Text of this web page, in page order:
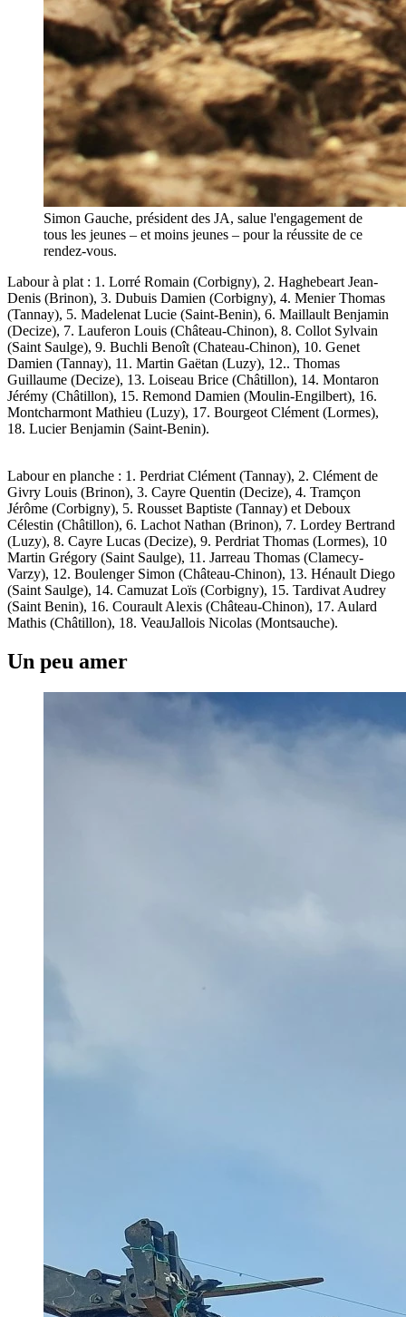
Simon Gauche, président des JA, salue l'engagement de
tous les jeunes – et moins jeunes – pour la réussite de ce
rendez-vous.
Labour à plat : 1. Lorré Romain (Corbigny), 2. Haghebeart Jean-
Denis (Brinon), 3. Dubuis Damien (Corbigny), 4. Menier Thomas
(Tannay), 5. Madelenat Lucie (Saint-Benin), 6. Maillault Benjamin
(Decize), 7. Lauferon Louis (Château-Chinon), 8. Collot Sylvain
(Saint Saulge), 9. Buchli Benoît (Chateau-Chinon), 10. Genet
Damien (Tannay), 11. Martin Gaëtan (Luzy), 12.. Thomas
Guillaume (Decize), 13. Loiseau Brice (Châtillon), 14. Montaron
Jérémy (Châtillon), 15. Remond Damien (Moulin-Engilbert), 16.
Montcharmont Mathieu (Luzy), 17. Bourgeot Clément (Lormes),
18. Lucier Benjamin (Saint-Benin).
Labour en planche : 1. Perdriat Clément (Tannay), 2. Clément de
Givry Louis (Brinon), 3. Cayre Quentin (Decize), 4. Tramçon
Jérôme (Corbigny), 5. Rousset Baptiste (Tannay) et Deboux
Célestin (Châtillon), 6. Lachot Nathan (Brinon), 7. Lordey Bertrand
(Luzy), 8. Cayre Lucas (Decize), 9. Perdriat Thomas (Lormes), 10
Martin Grégory (Saint Saulge), 11. Jarreau Thomas (Clamecy-
Varzy), 12. Boulenger Simon (Château-Chinon), 13. Hénault Diego
(Saint Saulge), 14. Camuzat Loïs (Corbigny), 15. Tardivat Audrey
(Saint Benin), 16. Courault Alexis (Château-Chinon), 17. Aulard
Mathis (Châtillon), 18. VeauJallois Nicolas (Montsauche).
Un peu amer